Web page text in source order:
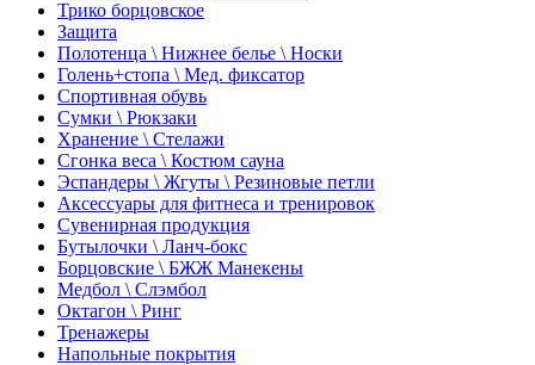
Трико борцовское
Защита
Полотенца \ Нижнее белье \ Носки
Голень+стопа \ Мед. фиксатор
Спортивная обувь
Сумки \ Рюкзаки
Хранение \ Стелажи
Сгонка веса \ Костюм сауна
Эспандеры \ Жгуты \ Резиновые петли
Аксессуары для фитнеса и тренировок
Сувенирная продукция
Бутылочки \ Ланч-бокс
Борцовские \ БЖЖ Манекены
Медбол \ Слэмбол
Октагон \ Ринг
Тренажеры
Напольные покрытия